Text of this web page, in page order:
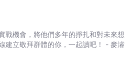
戰機會，將他們多年的掙扎和對未來想
建立敬拜群體的你，一起讀吧！ - 麥濬